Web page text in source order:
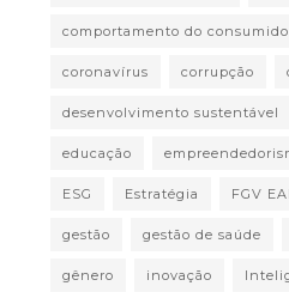
comportamento do
coronavírus corrupção
desenvolvimento sustentável
educação
ESG Estratégia FGV
gestão gestão de saúde
gênero inovação